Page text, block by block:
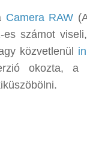
Camera RAW
számot
közvetlenül
okozta, a